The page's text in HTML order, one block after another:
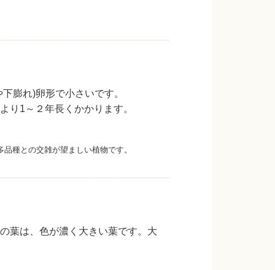
膨れ)卵形で小さいです。
り1～２年長くかかります。
種との交雑が望ましい植物です。
葉は、色が濃く大きい葉です。大